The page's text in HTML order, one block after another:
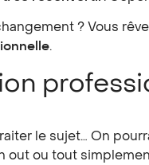
? Vous
.
le sujet… On
out ou tout